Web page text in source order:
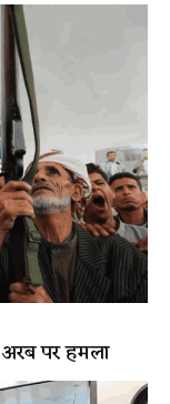
अरब पर हमला